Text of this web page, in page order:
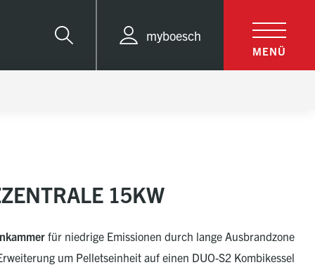
Suche
myboesch
MENÜ
15KW
für niedrige Emissionen durch lange Ausbrandzone
um Pelletseinheit auf einen DUO-S2 Kombikessel